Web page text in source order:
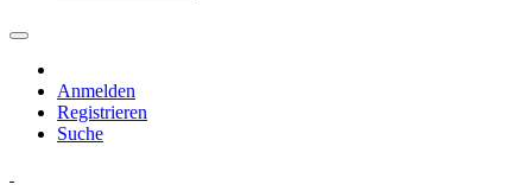
Anmelden
Registrieren
Suche